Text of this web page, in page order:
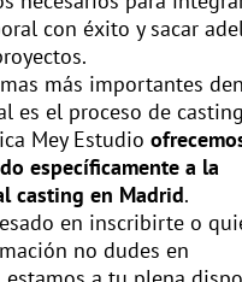
con éxito y sacar
más importantes
es el proceso de
Mey Estudio
específicamente a la
casting en Madrid.
en inscribirte o
no dudes en